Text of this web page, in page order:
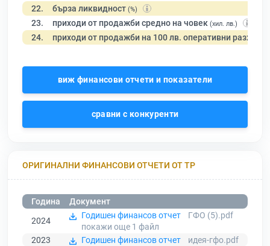
22. бърза ликвидност (%)
23. приходи от продажби средно на човек (хил. лв.)
24. приходи от продажби на 100 лв. оперативни разходи
виж финансови отчети и показатели
сравни с конкуренти
ОРИГИНАЛНИ ФИНАНСОВИ ОТЧЕТИ ОТ ТР
Година
Документ
2024
Годишен финансов отчет
ГФО (5).pdf
покажи още 1 файл
2023
Годишен финансов отчет идея-гфо.pdf